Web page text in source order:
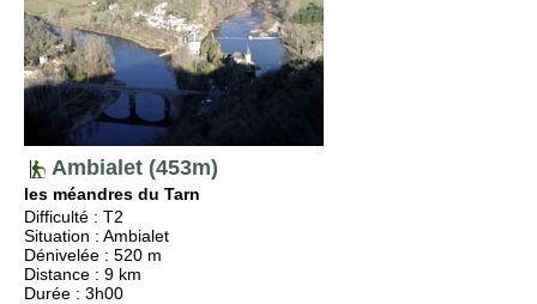
Ambialet (453m)
les méandres du Tarn
Difficulté : T2
Situation : Ambialet
Dénivelée : 520 m
Distance : 9 km
Durée : 3h00